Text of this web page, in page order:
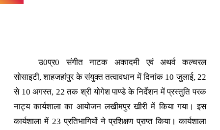
उ0प्र0 संगीत नाटक अकादमी एवं अथर्व कल्चरल
सोसाइटी, शाहजहांपुर के संयुक्त तत्वावधान में दिनांक 10 जुलाई, 22
से 10 अगस्त, 22 तक श्री योगेश पाण्डे के निर्देशन में प्रस्तुति परक
नाट्य कार्यशाला का आयोजन लखीमपुर खीरी में किया गया। इस
कार्यशाला में 23 प्रतिभागियों ने प्रशिक्षण प्राप्त किया। कार्यशाला